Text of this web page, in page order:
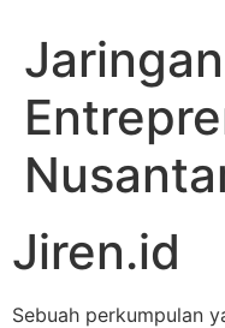
Jaringan
Jiren.id
Sebuah perkumpulan